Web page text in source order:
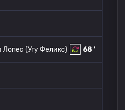
68 '
(Угу Феликс)
Лопес